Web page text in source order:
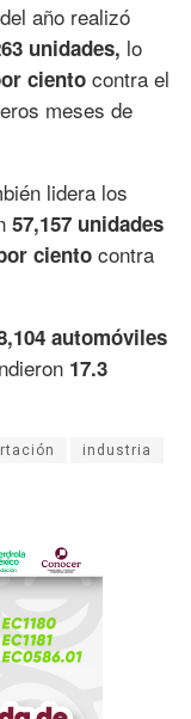
año realizó
unidades, lo
ciento contra el
meses de
lidera los
57,157 unidades
ciento contra
automóviles
17.3
industria